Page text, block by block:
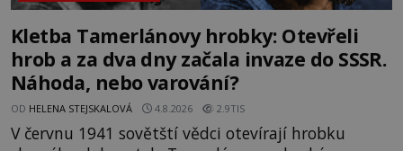
Kletba Tamerlánovy hrobky: Otevřeli
hrob a za dva dny začala invaze do SSSR.
Náhoda, nebo varování?
OD HELENA STEJSKALOVÁ 4.8.2026 2.9TIS
V červnu 1941 sovětští vědci otevírají hrobku